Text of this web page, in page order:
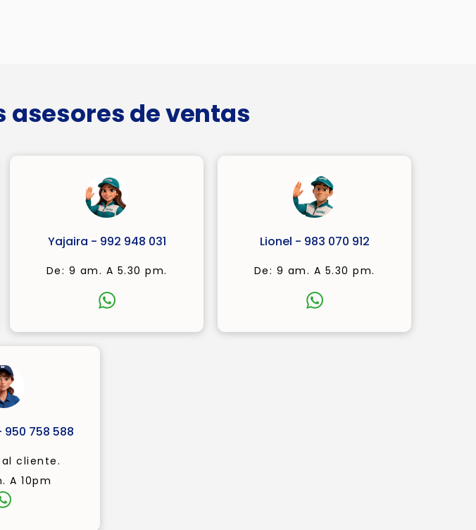
de ventas
Yajaira - 992 948 031
De: 9 am. A 5.30 pm.
Lionel - 983 070 912
De: 9 am. A 5.30 pm.
758 588
cliente.
A 10pm